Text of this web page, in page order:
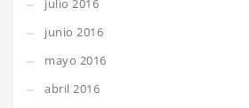
julio 2016
junio 2016
mayo 2016
abril 2016